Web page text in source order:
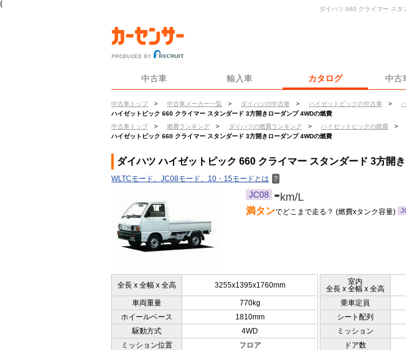
{
中古車 輸入車 カタログ 中古
中古車トップ > 中古車メーカー一覧 > ダイハツの中古車 > ハイゼットピックの中古車 >
ハイゼットピック 660 クライマー スタンダード 3方開きローダンプ 4WDの燃費
中古車トップ
> 燃費ランキング > ダイハツの燃費ランキング > ハイゼットピックの燃費 >
ハイゼットピック 660 クライマー スタンダード 3方開きローダンプ 4WDの燃費
ダイハツ 660 クライマー スタ
ダイハツ ハイゼットピック 660 クライマー スタンダード 3方開
WLTCモード、JC08モード、10・15モードとは ？
JC08 -km/L
満タンでどこまで走る？ (燃費xタンク容量)
全長 x 全幅 x 全高 3255x1395x1760mm
室内
全長 x 全幅 x 全高
車両重量 770kg 乗車定員
ホイールベース
1810mm シート配列
駆動方式
4WD ミッション
ミッション位置
フロア ドア数